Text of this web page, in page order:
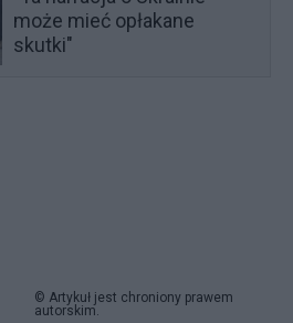
może mieć opłakane
skutki"
© Artykuł jest chroniony prawem
autorskim.